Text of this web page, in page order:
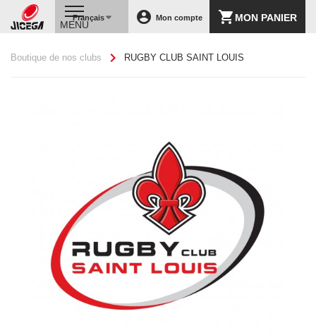
shopping_cart MON PANIER
account_circle Mon compte
Français
MENU
Boutique de nos clubs chevron_right RUGBY CLUB SAINT LOUIS